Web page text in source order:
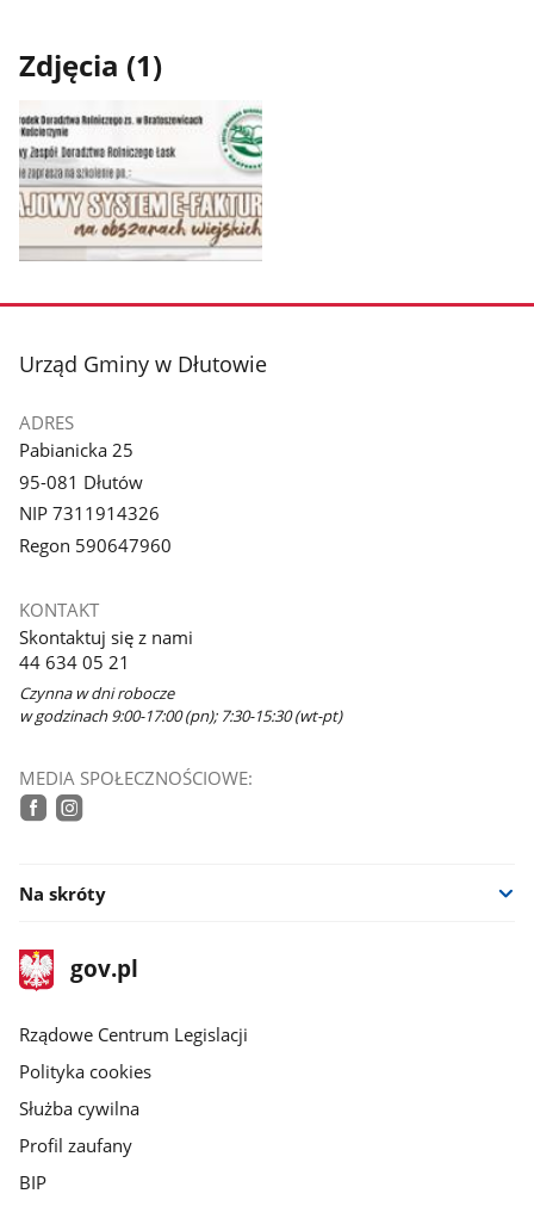
Zdjęcia (1)
galerii.
stopka
Urząd Gminy w Dłutowie
ADRES
Pabianicka 25
95-081 Dłutów
NIP 7311914326
Regon 590647960
KONTAKT
Skontaktuj się z nami
44 634 05 21
Czynna w dni robocze
w godzinach 9:00-17:00 (pn); 7:30-15:30 (wt-pt)
MEDIA SPOŁECZNOŚCIOWE:
Na skróty
stopka
gov.plStrona
gov.pl
Rządowe Centrum Legislacji
Polityka cookies
Służba cywilna
Profil zaufany
BIP